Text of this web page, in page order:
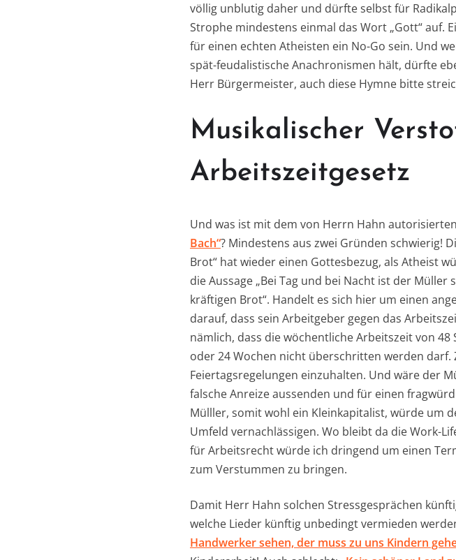
völlig unblutig daher und dürfte selbst für
Strophe mindestens einmal das Wort „Gott“ auf.
für einen echten Atheisten ein No-Go sein. Und
spät-feudalistische Anachronismen hält, dürfte
Herr Bürgermeister, auch diese Hymne bitte
Musikalischer
Arbeitszeitgesetz
Und was ist mit dem von Herrn Hahn
Bach“? Mindestens aus zwei Gründen schwierig!
Brot“ hat wieder einen Gottesbezug, als Atheist
die Aussage „Bei Tag und bei Nacht ist der
kräftigen Brot“. Handelt es sich hier um einen
darauf, dass sein Arbeitgeber gegen das
nämlich, dass die wöchentliche Arbeitszeit von
oder 24 Wochen nicht überschritten werden darf.
Feiertagsregelungen einzuhalten. Und wäre der
falsche Anreize aussenden und für einen
Mülller, somit wohl ein Kleinkapitalist, würde um
Umfeld vernachlässigen. Wo bleibt da die Work-
für Arbeitsrecht würde ich dringend um einen
zum Verstummen zu bringen.
Damit Herr Hahn solchen Stressgesprächen
welche Lieder künftig unbedingt vermieden
Handwerker sehen, der muss zu uns Kindern